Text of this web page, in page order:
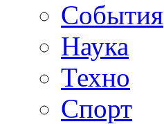
События
Наука
Техно
Спорт